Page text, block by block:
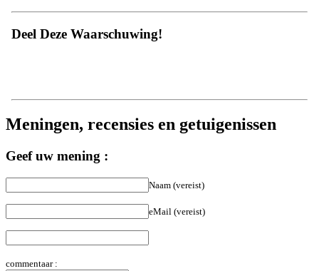
Deel Deze Waarschuwing!
Meningen, recensies en getuigenissen
Geef uw mening :
Naam (vereist)
eMail (vereist)
commentaar :